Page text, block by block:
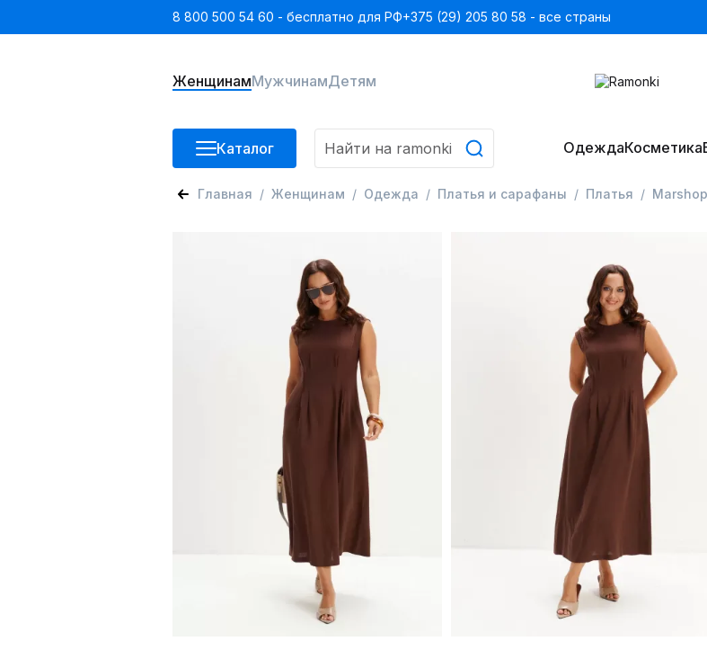
8 800 500 54 60 - бесплатно для РФ+375 (29) 205 80 58 - все страны
ЖенщинамМужчинамДетям
Каталог ОдеждаКосметика
Главная Женщинам Одежда Платья и сарафаны Платья